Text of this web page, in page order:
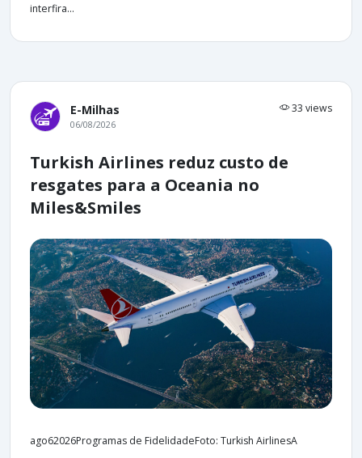
interfira...
E-Milhas 33 views
06/08/2026
Turkish Airlines reduz custo de
resgates para a Oceania no
Miles&Smiles
ago62026Programas de FidelidadeFoto: Turkish AirlinesA